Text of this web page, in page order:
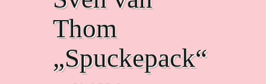
Thom
„Spuckepack“